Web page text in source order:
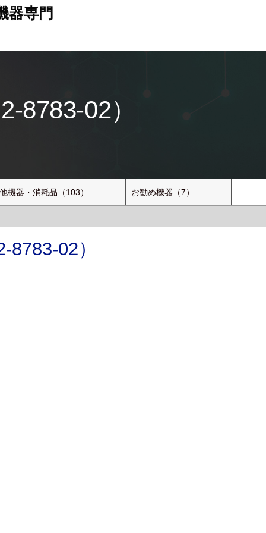
器専門
02）
機器・消耗品（103） お勧め機器（7）
02）